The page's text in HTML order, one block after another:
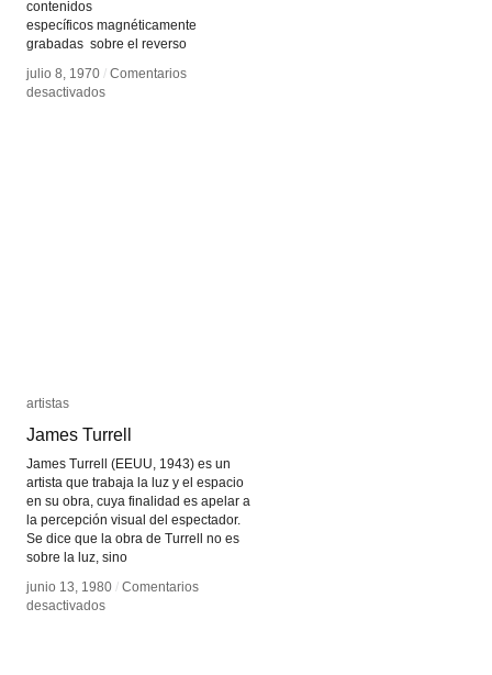
contenidos
específicos magnéticamente
grabadas sobre el reverso
julio 8, 1970 / Comentarios
desactivadosen
julio 8, 1970 / Comentarios
desactivadosen
artistas
James Turrell
James Turrell (EEUU, 1943) es un
artista que trabaja la luz y el espacio
en su obra, cuya finalidad es apelar a
la percepción visual del espectador.
Se dice que la obra de Turrell no es
sobre la luz, sino
junio 13, 1980 / Comentarios
desactivadosen
artistas
James Turrell
junio 13, 1980 / Comentarios
desactivadosen